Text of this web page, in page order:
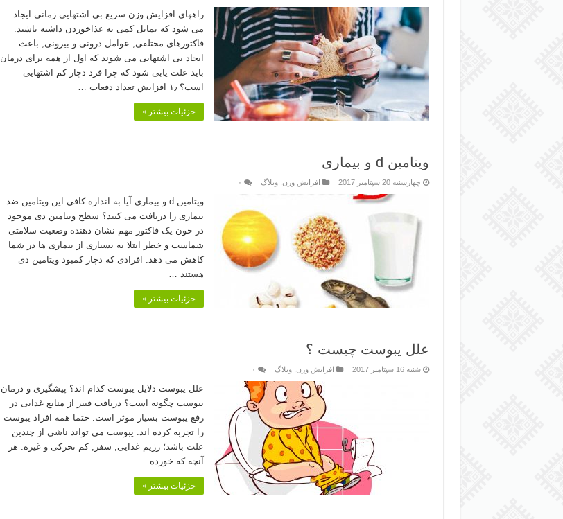
راههای افزایش وزن سریع بی اشتهایی زمانی ایجاد
می شود که تمایل کمی به غذاخوردن داشته باشید.
فاکتورهای مختلفی, عوامل درونی و بیرونی, باعث
ایجاد بی اشتهایی می شوند که اول از همه برای درمان
باید علت یابی شود که چرا فرد دچار کم اشتهایی
است؟ ۱٫ افزایش تعداد دفعات …
جزئیات بیشتر »
ویتامین d و بیماری
چهارشنبه 20 سپتامبر 2017 افزایش وزن ,وبلاگ ۰
ویتامین d و بیماری آیا به اندازه کافی این ویتامین ضد
بیماری را دریافت می کنید؟ سطح ویتامین دی موجود
در خون یک فاکتور مهم نشان دهنده وضعیت سلامتی
شماست و خطر ابتلا به بسیاری از بیماری ها در شما
کاهش می دهد. افرادی که دچار کمبود ویتامین دی
هستند …
جزئیات بیشتر »
علل یبوست چیست ؟
شنبه 16 سپتامبر 2017 افزایش وزن ,وبلاگ ۰
علل یبوست دلایل یبوست کدام اند؟ پیشگیری و درمان
یبوست چگونه است؟ دریافت فیبر از منابع غذایی در
رفع یبوست بسیار موثر است. حتما همه افراد یبوست
را تجربه کرده اند. یبوست می تواند ناشی از چندین
علت باشد؛ رژیم غذایی, سفر, کم تحرکی و غیره. هر
آنچه که خورده …
جزئیات بیشتر »